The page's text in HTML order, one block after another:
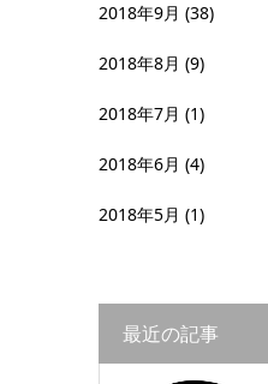
2018年9月 (38)
2018年8月 (9)
2018年7月 (1)
2018年6月 (4)
2018年5月 (1)
最近の記事